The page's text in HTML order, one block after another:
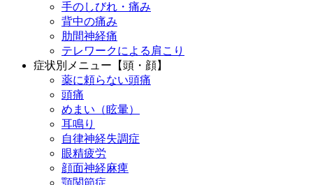
手のしびれ・痛み
背中の痛み
肋間神経痛
テレワークによる肩こり
症状別メニュー【頭・顔】
薬に頼らない頭痛
頭痛
めまい（眩暈）
耳鳴り
自律神経失調症
眼精疲労
顔面神経麻痺
顎関節症